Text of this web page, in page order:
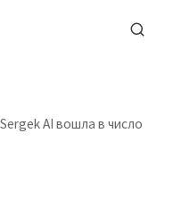
AI вошла в число